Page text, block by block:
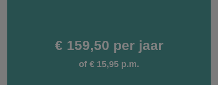
€ 159,50 per jaar
of € 15,95 p.m.